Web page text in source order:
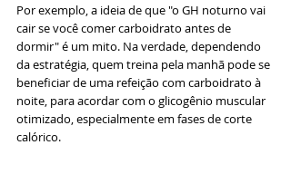
Por exemplo, a ideia de que "o GH noturno vai
cair se você comer carboidrato antes de
dormir" é um mito. Na verdade, dependendo
da estratégia, quem treina pela manhã pode se
beneficiar de uma refeição com carboidrato à
noite, para acordar com o glicogênio muscular
otimizado, especialmente em fases de corte
calórico.